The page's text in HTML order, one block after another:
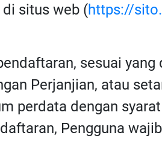
situs web (https://
sesuai
Perjanjian, atau
perdata dengan
Pengguna